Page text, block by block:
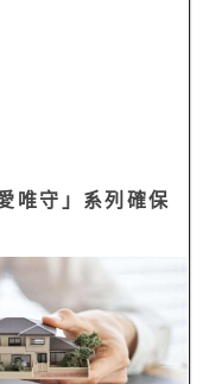
唯守」系列確保